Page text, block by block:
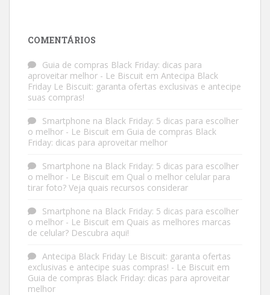
COMENTÁRIOS
Guia de compras Black Friday: dicas para
aproveitar melhor - Le Biscuit em Antecipa Black
Friday Le Biscuit: garanta ofertas exclusivas e antecipe
suas compras!
Smartphone na Black Friday: 5 dicas para escolher
o melhor - Le Biscuit em Guia de compras Black
Friday: dicas para aproveitar melhor
Smartphone na Black Friday: 5 dicas para escolher
o melhor - Le Biscuit em Qual o melhor celular para
tirar foto? Veja quais recursos considerar
Smartphone na Black Friday: 5 dicas para escolher
o melhor - Le Biscuit em Quais as melhores marcas
de celular? Descubra aqui!
Antecipa Black Friday Le Biscuit: garanta ofertas
exclusivas e antecipe suas compras! - Le Biscuit em
Guia de compras Black Friday: dicas para aproveitar
melhor